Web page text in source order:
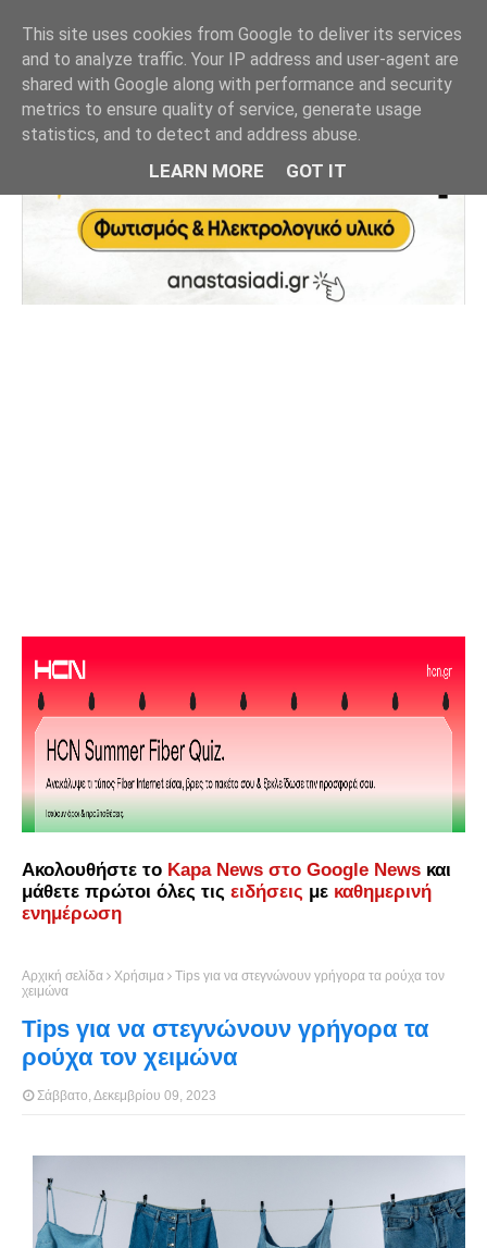
Ακολουθήστε το Kapa News στο Google News και
μάθετε πρώτοι όλες τις ειδήσεις με καθημερινή
ενημέρωση
Αρχική σελίδα Χρήσιμα
Tips για να στεγνώνουν γρήγορα τα ρούχα τον
χειμώνα
Tips για να στεγνώνουν γρήγορα τα
ρούχα τον χειμώνα
Σάββατο, Δεκεμβρίου 09, 2023
This site uses cookies from Google to deliver its services
and to analyze traffic. Your IP address and user-agent are
shared with Google along with performance and security
metrics to ensure quality of service, generate usage
statistics, and to detect and address abuse.
LEARN MORE GOT IT